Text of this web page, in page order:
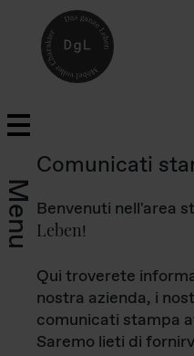
Menu
Comunicati
Benvenuti nell'area
Leben!
Qui troverete
nostra azienda, i
comunicati stampa
Saremo lieti di